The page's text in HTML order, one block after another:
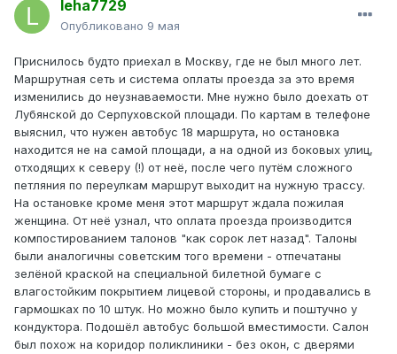
leha7729
Опубликовано 9 мая
Приснилось будто приехал в Москву, где не был много лет.
Маршрутная сеть и система оплаты проезда за это время
изменились до неузнаваемости. Мне нужно было доехать от
Лубянской до Серпуховской площади. По картам в телефоне
выяснил, что нужен автобус 18 маршрута, но остановка
находится не на самой площади, а на одной из боковых улиц,
отходящих к северу (!) от неё, после чего путём сложного
петляния по переулкам маршрут выходит на нужную трассу.
На остановке кроме меня этот маршрут ждала пожилая
женщина. От неё узнал, что оплата проезда производится
компостированием талонов "как сорок лет назад". Талоны
были аналогичны советским того времени - отпечатаны
зелёной краской на специальной билетной бумаге с
влагостойким покрытием лицевой стороны, и продавались в
гармошках по 10 штук. Но можно было купить и поштучно у
кондуктора. Подошёл автобус большой вместимости. Салон
был похож на коридор поликлиники - без окон, с дверями